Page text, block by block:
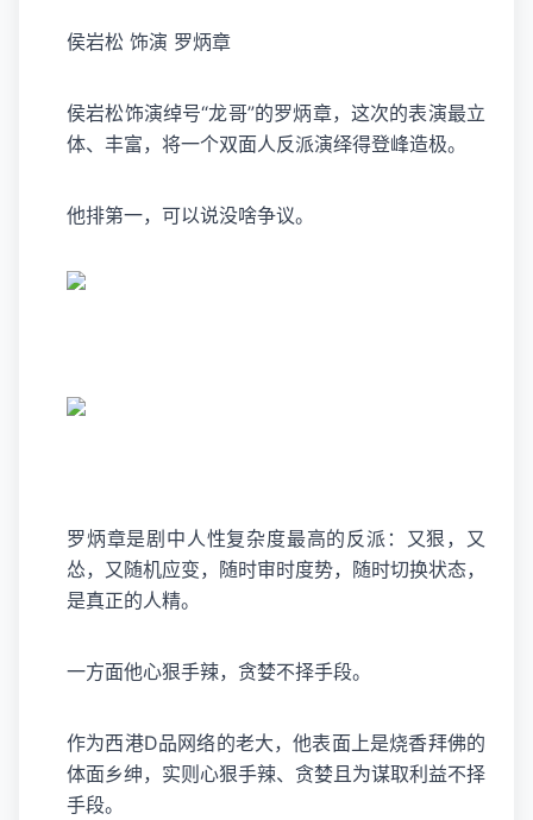
侯岩松 饰演 罗炳章
侯岩松饰演绰号“龙哥”的罗炳章，这次的表演最立
体、丰富，将一个双面人反派演绎得登峰造极。
他排第一，可以说没啥争议。
罗炳章是剧中人性复杂度最高的反派：又狠，又
怂，又随机应变，随时审时度势，随时切换状态，
是真正的人精。
一方面他心狠手辣，贪婪不择手段。
作为西港D品网络的老大，他表面上是烧香拜佛的
体面乡绅，实则心狠手辣、贪婪且为谋取利益不择
手段。